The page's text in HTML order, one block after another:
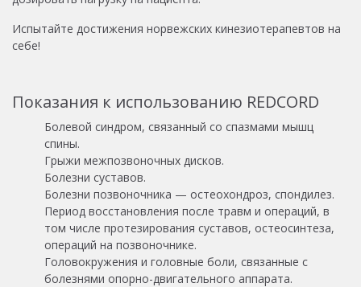
Испытайте достижения норвежских кинезиотерапевтов на
себе!
Показания к использованию REDCORD
Болевой синдром, связанный со спазмами мышц
спины.
Грыжи межпозвоночных дисков.
Болезни суставов.
Болезни позвоночника — остеохондроз, спондилез.
Период восстановления после травм и операций, в
том числе протезирования суставов, остеосинтеза,
операций на позвоночнике.
Головокружения и головные боли, связанные с
болезнями опорно-двигательного аппарата.